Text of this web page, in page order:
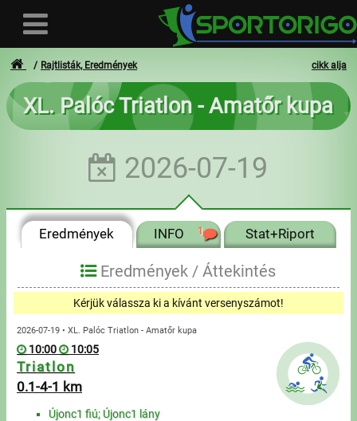
Felhasználó
Elfelejtett azonosító vagy jelszó
Számlák
Adatvédelem
Üzenetek
cikk alja
Rajtlisták, Eredmények
XL. Palóc Triatlon - Amatőr kupa
2026-07-19
Eredmények INFO 1 Stat+Riport
Eredmények / Áttekintés
Kérjük válassza ki a kívánt versenyszámot!
2026-07-19 • XL. Palóc Triatlon - Amatőr kupa
10:00 10:05
Triatlon
0.1-4-1 km
Újonc1 fiú; Újonc1 lány